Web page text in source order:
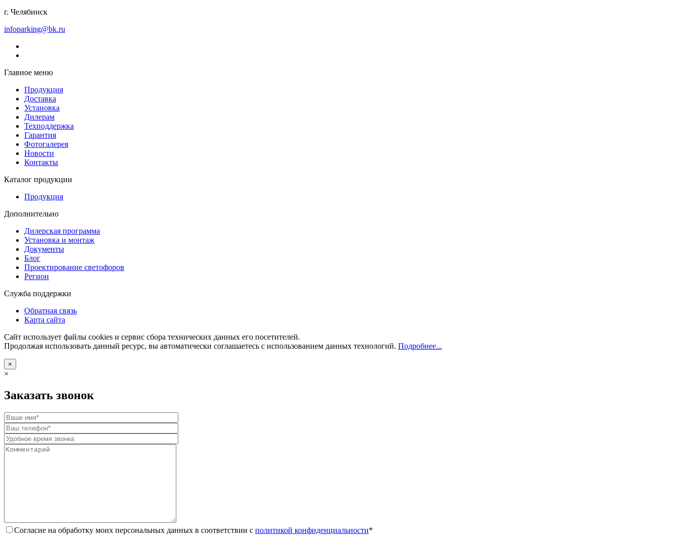
г. Челябинск
infoparking@bk.ru
Главное меню
Продукция
Доставка
Установка
Дилерам
Техподдержка
Гарантия
Фотогалерея
Новости
Контакты
Каталог продукции
Продукция
Дополнительно
Дилерская программа
Установка и монтаж
Документы
Блог
Проектирование светофоров
Регион
Служба поддержки
Обратная связь
Карта сайта
Сайт использует файлы cookies и сервис сбора технических данных его посетителей.
Продолжая использовать данный ресурс, вы автоматически соглашаетесь с использованием данных технологий. Подробнее...
×
×
Заказать звонок
Согласие на обработку моих персональных данных в соответствии с политикой конфиденциальности*